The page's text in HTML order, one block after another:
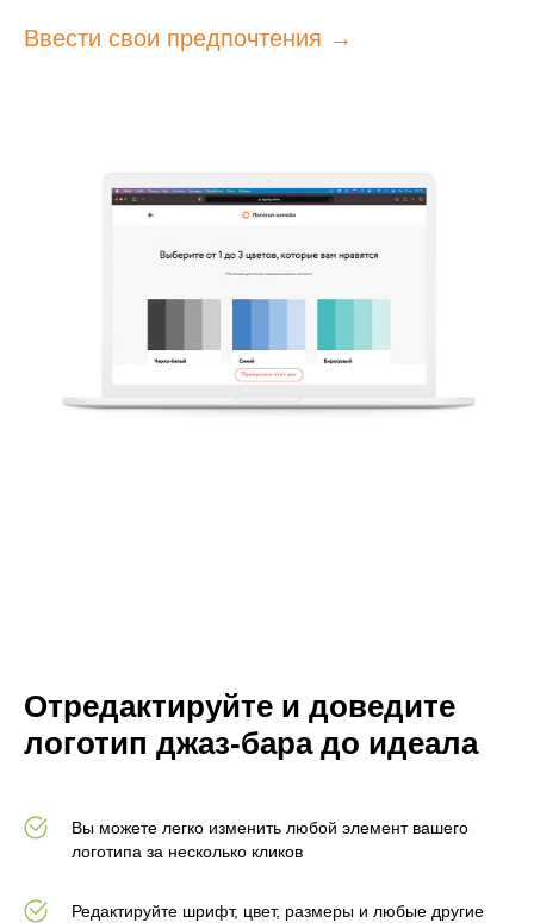
Ввести свои предпочтения
Отредактируйте и доведите
логотип джаз-бара до идеала
Вы можете легко изменить любой элемент вашего
логотипа за несколько кликов
Редактируйте шрифт, цвет, размеры и любые другие